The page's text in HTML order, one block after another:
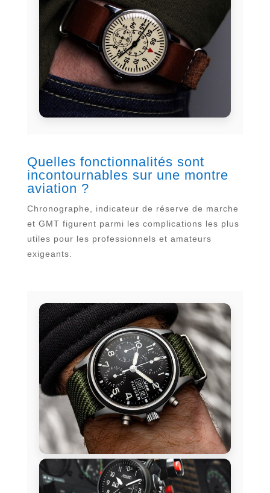
Quelles fonctionnalités sont
incontournables sur une montre
aviation ?
Chronographe, indicateur de réserve de marche
et GMT figurent parmi les complications les plus
utiles pour les professionnels et amateurs
exigeants.